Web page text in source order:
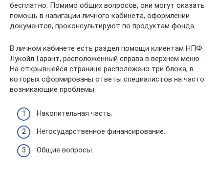
бесплатно. Помимо общих вопросов, они могут оказать
помощь в навигации личного кабинета, оформлении
документов, проконсультируют по продуктам фонда.
В личном кабинете есть раздел помощи клиентам НПФ
Лукойл Гарант, расположенный справа в верхнем меню.
На открывшейся странице расположено три блока, в
которых сформированы ответы специалистов на часто
возникающие проблемы:
Накопительная часть.
Негосударственное финансирование.
Общие вопросы.